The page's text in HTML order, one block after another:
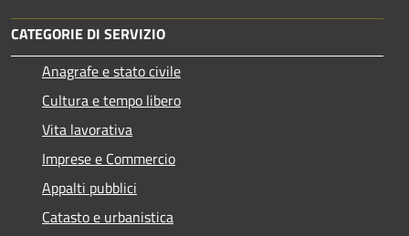
CATEGORIE DI SERVIZIO
Anagrafe e stato civile
Cultura e tempo libero
Vita lavorativa
Imprese e Commercio
Appalti pubblici
Catasto e urbanistica